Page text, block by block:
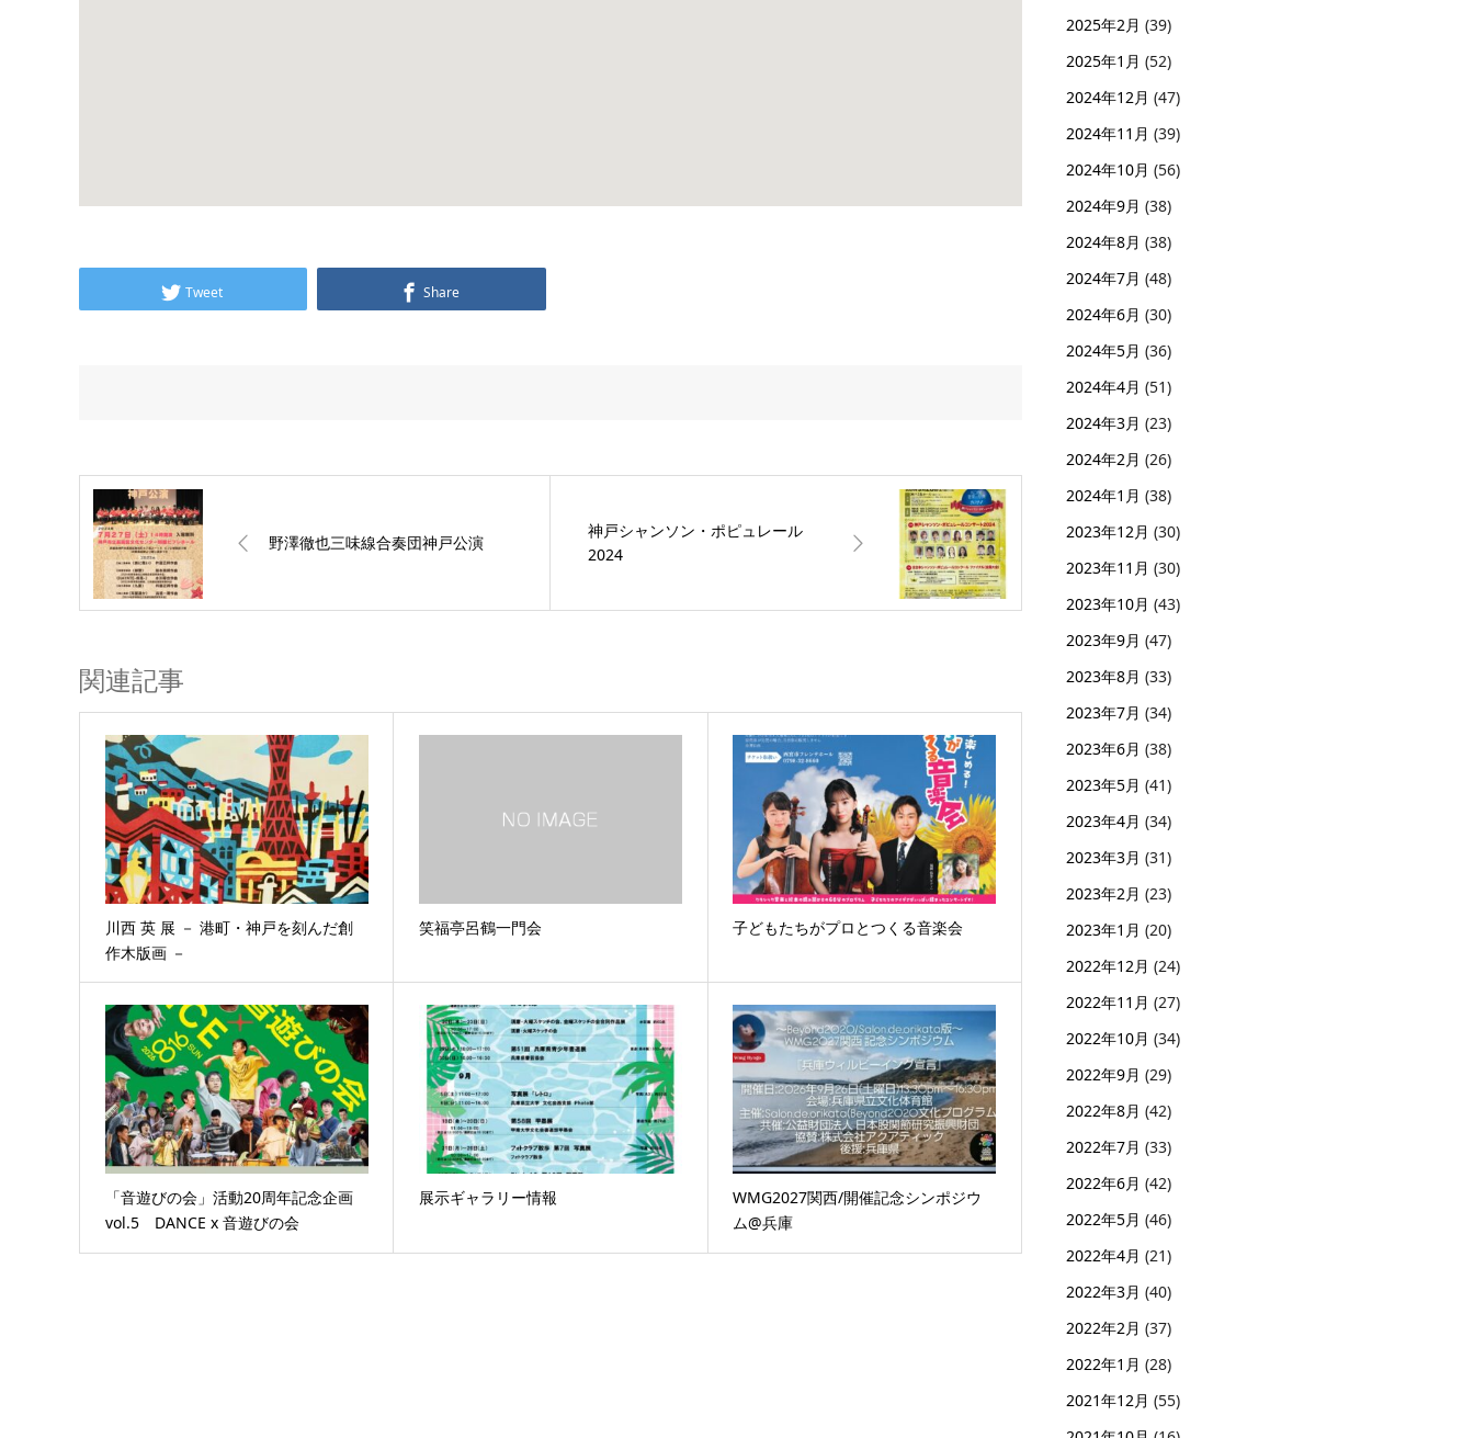
Tweet Share
野澤徹也三味線合奏団神戸公演
神戸シャンソン・ポピュレール
2024
関連記事
川西 英 展 － 港町・神戸を刻んだ創
作木版画 －
笑福亭呂鶴一門会 子どもたちがプロとつくる音楽会
「音遊びの会」活動20周年記念企画
vol.5 DANCE x 音遊びの会
展示ギャラリー情報
WMG2027関西/開催記念シンポジウ
ム@兵庫
2025年2月 (39)
2025年1月 (52)
2024年12月 (47)
2024年11月 (39)
2024年10月 (56)
2024年9月 (38)
2024年8月 (38)
2024年7月 (48)
2024年6月 (30)
2024年5月 (36)
2024年4月 (51)
2024年3月 (23)
2024年2月 (26)
2024年1月 (38)
2023年12月 (30)
2023年11月 (30)
2023年10月 (43)
2023年9月 (47)
2023年8月 (33)
2023年7月 (34)
2023年6月 (38)
2023年5月 (41)
2023年4月 (34)
2023年3月 (31)
2023年2月 (23)
2023年1月 (20)
2022年12月 (24)
2022年11月 (27)
2022年10月 (34)
2022年9月 (29)
2022年8月 (42)
2022年7月 (33)
2022年6月 (42)
2022年5月 (46)
2022年4月 (21)
2022年3月 (40)
2022年2月 (37)
2022年1月 (28)
2021年12月 (55)